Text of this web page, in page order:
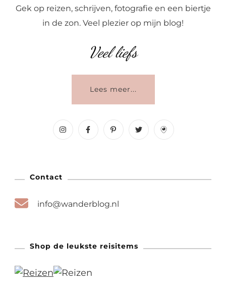
Gek op reizen, schrijven, fotografie en een biertje
in de zon. Veel plezier op mijn blog!
Veel liefs
Lees meer...
Contact
info@wanderblog.nl
Shop de leukste reisitems